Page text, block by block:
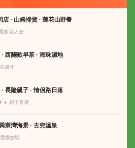
· 山姆掃貨 · 蓮花山野餐
多港人去
西關歎早茶 · 海珠濕地
廣州
長隆親子 · 情侶路日落
親子首選
寮灣海景 · 古兜溫泉
假放鬆